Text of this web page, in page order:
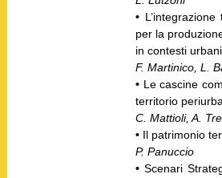
•
per la
in contesti urbani
F. Martinico, L.
• Le cascine
territorio
C. Mattioli, A.
• Il patrimonio
P. Panuccio
•Scenari